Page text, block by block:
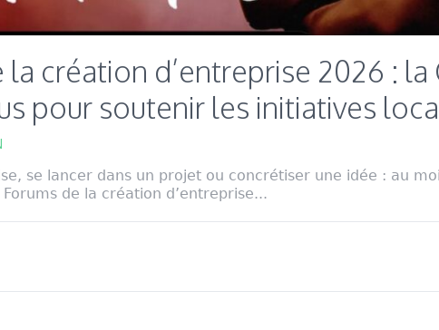
la création d’entreprise 2026 : la
pour soutenir les initiatives
se lancer dans un projet ou concrétiser une idée : au
de la création d’entreprise...